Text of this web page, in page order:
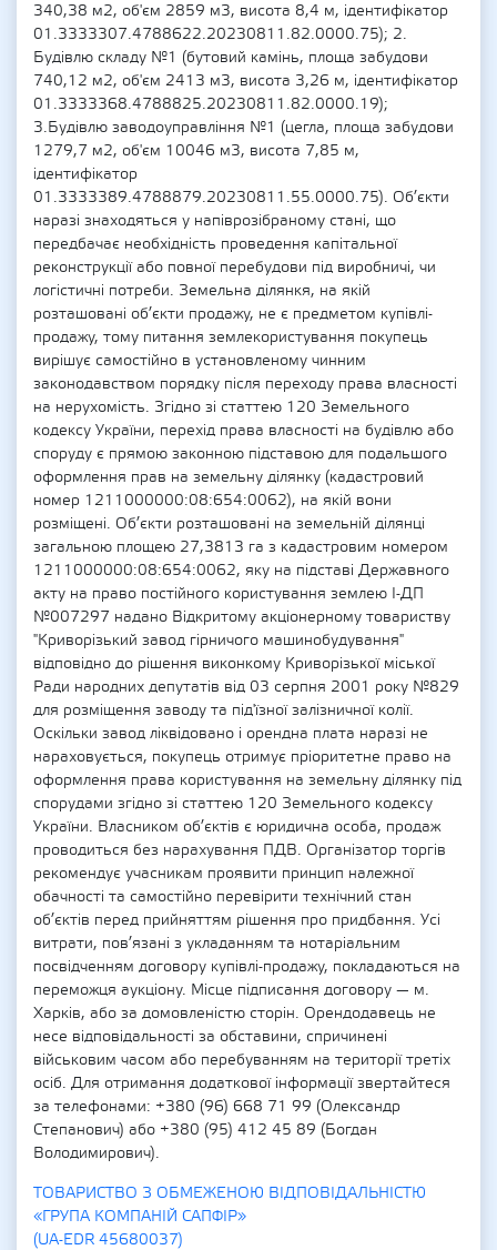
340,38 м2, об'єм 2859 м3, висота 8,4 м, ідентифікатор
01.3333307.4788622.20230811.82.0000.75); 2.
Будівлю складу №1 (бутовий камінь, площа забудови
740,12 м2, об'єм 2413 м3, висота 3,26 м, ідентифікатор
01.3333368.4788825.20230811.82.0000.19);
3.Будівлю заводоуправління №1 (цегла, площа забудови
1279,7 м2, об'єм 10046 м3, висота 7,85 м,
ідентифікатор
01.3333389.4788879.20230811.55.0000.75). Об’єкти
наразі знаходяться у напіврозібраному стані, що
передбачає необхідність проведення капітальної
реконструкції або повної перебудови під виробничі, чи
логістичні потреби. Земельна ділянкя, на якій
розташовані об’єкти продажу, не є предметом купівлі-
продажу, тому питання землекористування покупець
вирішує самостійно в установленому чинним
законодавством порядку після переходу права власності
на нерухомість. Згідно зі статтею 120 Земельного
кодексу України, перехід права власності на будівлю або
споруду є прямою законною підставою для подальшого
оформлення прав на земельну ділянку (кадастровий
номер 1211000000:08:654:0062), на якій вони
розміщені. Об’єкти розташовані на земельній ділянці
загальною площею 27,3813 га з кадастровим номером
1211000000:08:654:0062, яку на підставі Державного
акту на право постійного користування землею І-ДП
№007297 надано Відкритому акціонерному товариству
"Криворізький завод гірничого машинобудування"
відповідно до рішення виконкому Криворізької міської
Ради народних депутатів від 03 серпня 2001 року №829
для розміщення заводу та під'їзної залізничної колії.
Оскільки завод ліквідовано і орендна плата наразі не
нараховується, покупець отримує пріоритетне право на
оформлення права користування на земельну ділянку під
спорудами згідно зі статтею 120 Земельного кодексу
України. Власником об’єктів є юридична особа, продаж
проводиться без нарахування ПДВ. Організатор торгів
рекомендує учасникам проявити принцип належної
обачності та самостійно перевірити технічний стан
об’єктів перед прийняттям рішення про придбання. Усі
витрати, пов’язані з укладанням та нотаріальним
посвідченням договору купівлі-продажу, покладаються на
переможця аукціону. Місце підписання договору — м.
Харків, або за домовленістю сторін. Орендодавець не
несе відповідальності за обставини, спричинені
військовим часом або перебуванням на території третіх
осіб. Для отримання додаткової інформації звертайтеся
за телефонами: +380 (96) 668 71 99 (Олександр
Степанович) або +380 (95) 412 45 89 (Богдан
Володимирович).
ТОВАРИСТВО З ОБМЕЖЕНОЮ ВІДПОВІДАЛЬНІСТЮ
«ГРУПА КОМПАНІЙ САПФІР»
(UA-EDR 45680037)